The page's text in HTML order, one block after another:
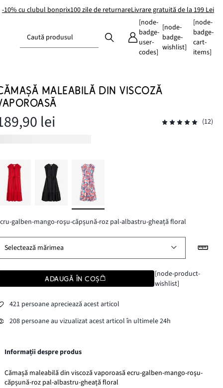
-10% cu clubul bonprix100 zile de returnareLivrare gratuită de la 199 Lei
Caută produsul
[node-
badge-
user-
codes]
[node-
badge-
wishlist]
[node-
badge-
cart-
items]
MALEABILĂ DIN VISCOZĂ
lei (12)
galben-mango-roşu-căpșună-roz pal-albastru-gheață floral
Selectează mărimea
ADAUGĂ ÎN COȘ
[node-product-
wishlist]
421 persoane apreciează acest articol
208 persoane au vizualizat acest articol în ultimele 24h
Informații despre produs
Cămașă maleabilă din viscoză vaporoasă ecru-galben-mango-roşu-
căpșună-roz pal-albastru-gheață floral